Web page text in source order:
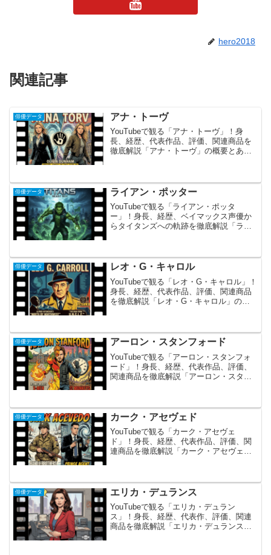
hero2018
関連記事
俳優データ アナ・トーヴ
YouTubeで観る「アナ・トーヴ」！身
長、経歴、代表作品、評価、関連商品を
徹底解説「アナ・トーヴ」の概要とあら
的なものにしたの...
俳優データ ライアン・ポッター
YouTubeで観る「ライアン・ポッタ
ー」！身長、経歴、ベイマックス声優か
らタイタンズへの軌跡を徹底解説「ライ
と豊かな表現力を併せ持つ、日本生まれ
のアメリカ人俳優・声優で...
俳優データ レオ・G・キャロル
YouTubeで観る「レオ・G・キャロル」！
身長、経歴、代表作品、評価、関連商品
を徹底解説「レオ・G・キャロル」の概
ト）のセンスで...
俳優データ アーロン・スタンフォード
YouTubeで観る「アーロン・スタンフォ
ード」！身長、経歴、代表作品、評価、
関連商品を徹底解説「アーロン・スタン
じたことで世...
俳優データ カーク・アセヴェド
YouTubeで観る「カーク・アセヴェ
ド」！身長、経歴、代表作品、評価、関
連商品を徹底解説「カーク・アセヴェ
ボイス、そして圧倒的な「ストリートの
リアルさ」を醸し出す演技...
俳優データ エリカ・デュランス
YouTubeで観る「エリカ・デュラン
ス」！身長、経歴、代表作、評価、関連
商品を徹底解説「エリカ・デュランス」